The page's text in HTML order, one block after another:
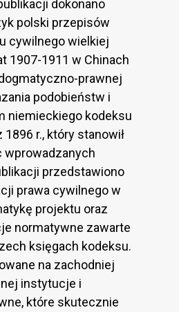
dokonano
polski przepisów
cywilnego wielkiej
1907-1911 w Chinach
prawnej
podobieństw i
niemieckiego kodeksu
1896 r., który stanowił
wprowadzanych
przedstawiono
prawa cywilnego w
projektu oraz
normatywne zawarte
księgach kodeksu.
na zachodniej
instytucje i
które skutecznie